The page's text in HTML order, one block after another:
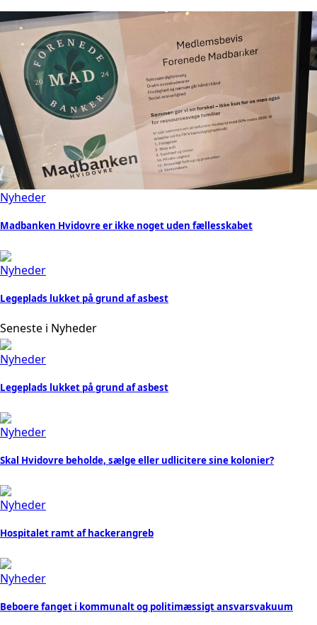
Nyheder
Madbanken Hvidovre er ikke noget uden fællesskabet
Nyheder
Legeplads lukket på grund af asbest
Seneste i Nyheder
Nyheder
Legeplads lukket på grund af asbest
Nyheder
Skal Hvidovre beholde, sælge eller udlicitere sine kolonier?
Nyheder
Hospitalet ramt af hackerangreb
Nyheder
Beboere fanget i kommunalt og politimæssigt ansvarsvakuum